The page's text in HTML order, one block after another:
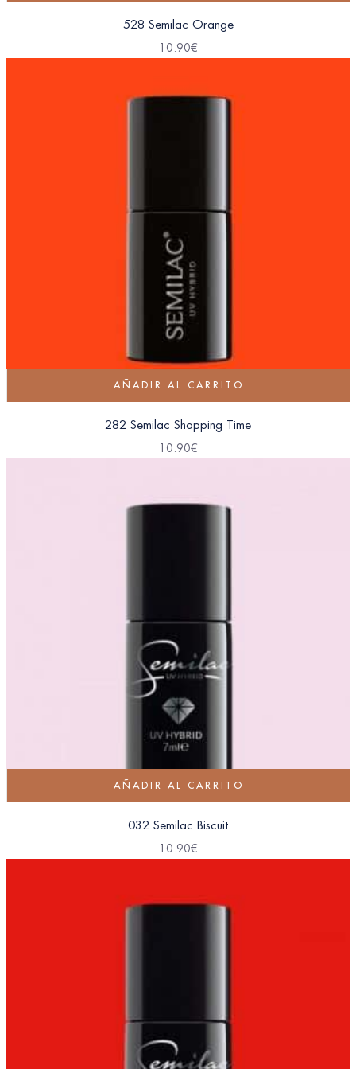
528 Semilac Orange
10.90€
AÑADIR AL CARRITO
282 Semilac Shopping Time
10.90€
AÑADIR AL CARRITO
032 Semilac Biscuit
10.90€